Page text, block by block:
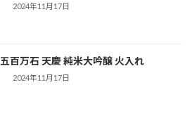
2024年11月17日
五百万石 天慶 純米大吟醸 火入れ
2024年11月17日